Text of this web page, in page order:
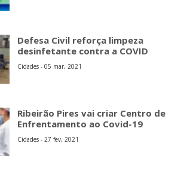
Defesa Civil reforça limpeza
desinfetante contra a COVID
Cidades - 05 mar, 2021
Ribeirão Pires vai criar Centro de
Enfrentamento ao Covid-19
Cidades - 27 fev, 2021